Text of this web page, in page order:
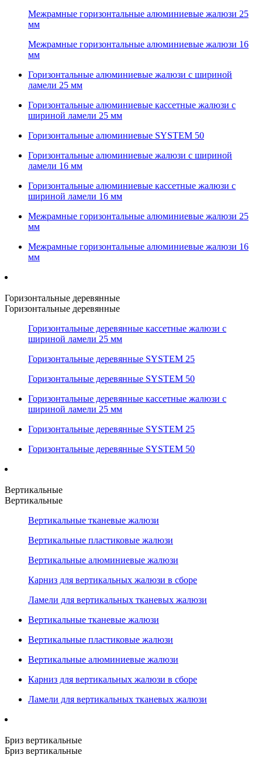
Межрамные горизонтальные алюминиевые жалюзи 25
мм
Межрамные горизонтальные алюминиевые жалюзи 16
мм
Горизонтальные алюминиевые жалюзи с шириной
ламели 25 мм
Горизонтальные алюминиевые кассетные жалюзи с
шириной ламели 25 мм
Горизонтальные алюминиевые SYSTEM 50
Горизонтальные алюминиевые жалюзи с шириной
ламели 16 мм
Горизонтальные алюминиевые кассетные жалюзи с
шириной ламели 16 мм
Межрамные горизонтальные алюминиевые жалюзи 25
мм
Межрамные горизонтальные алюминиевые жалюзи 16
мм
Горизонтальные деревянные
Горизонтальные деревянные
Горизонтальные деревянные кассетные жалюзи с
шириной ламели 25 мм
Горизонтальные деревянные SYSTEM 25
Горизонтальные деревянные SYSTEM 50
Горизонтальные деревянные кассетные жалюзи с
шириной ламели 25 мм
Горизонтальные деревянные SYSTEM 25
Горизонтальные деревянные SYSTEM 50
Вертикальные
Вертикальные
Вертикальные тканевые жалюзи
Вертикальные пластиковые жалюзи
Вертикальные алюминиевые жалюзи
Карниз для вертикальных жалюзи в сборе
Ламели для вертикальных тканевых жалюзи
Вертикальные тканевые жалюзи
Вертикальные пластиковые жалюзи
Вертикальные алюминиевые жалюзи
Карниз для вертикальных жалюзи в сборе
Ламели для вертикальных тканевых жалюзи
Бриз вертикальные
Бриз вертикальные